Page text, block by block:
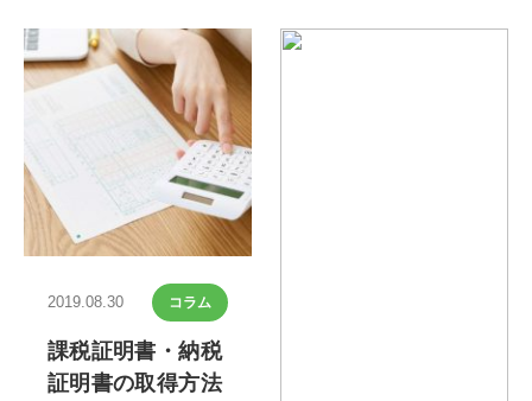
2019.08.30 コラム
課税証明書・納税
証明書の取得方法